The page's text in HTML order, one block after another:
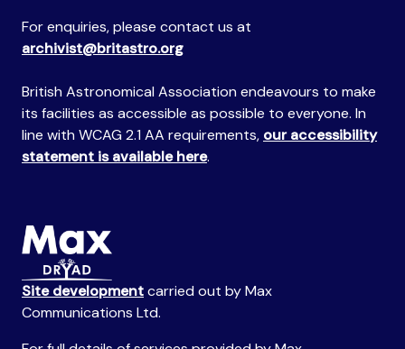
For enquiries, please contact us at
archivist@britastro.org
British Astronomical Association endeavours to make
its facilities as accessible as possible to everyone. In
line with WCAG 2.1 AA requirements, our accessibility
statement is available here.
Site developmentcarried out by Max
Communications Ltd.